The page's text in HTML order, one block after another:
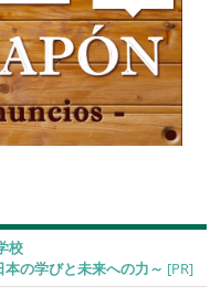
校
の学びと未来への力～ [PR]